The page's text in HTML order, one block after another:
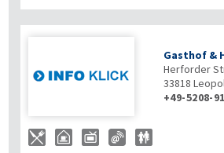
Gasthof &
Herforder
33818
+49-5208-